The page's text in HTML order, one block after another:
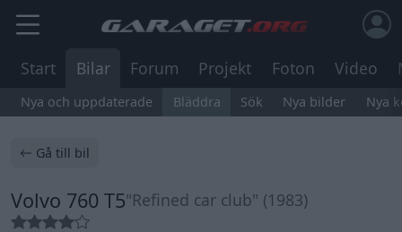
Start Bilar Forum Projekt Foton Video
Nya och uppdaterade Bläddra Sök Nya bilder Nya
Gå till bil
Volvo 760 T5"Refined car club" (1983)